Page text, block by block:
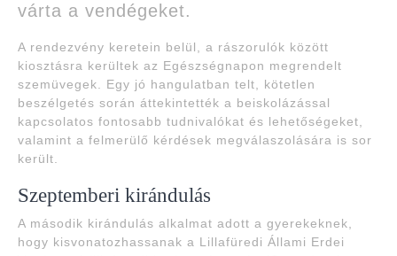
várta a vendégeket.
A rendezvény keretein belül, a rászorulók között
kiosztásra kerültek az Egészségnapon megrendelt
szemüvegek. Egy jó hangulatban telt, kötetlen
beszélgetés során áttekintették a beiskolázással
kapcsolatos fontosabb tudnivalókat és lehetőségeket,
valamint a felmerülő kérdések megválaszolására is sor
került.
Szeptemberi kirándulás
A második kirándulás alkalmat adott a gyerekeknek,
hogy kisvonatozhassanak a Lillafüredi Állami Erdei